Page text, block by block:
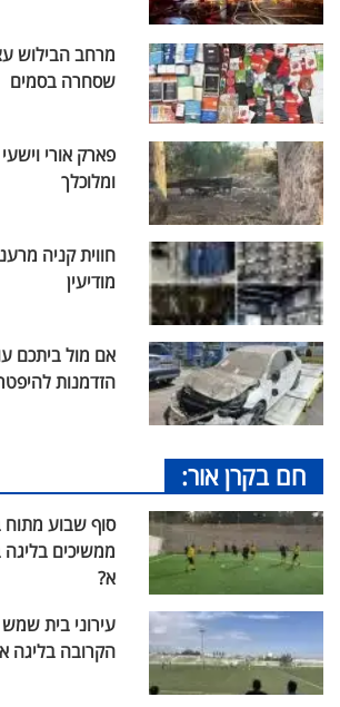
מרחב הבילוש
שסחרה בסמים
פארק אורי
ומלוכלך
חווית קניה
מודיעין
אם מול ביתכם
הזדמנות
חם בקרן אור:
סוף שבוע מתוח
ממשיכים בליגה
א?
עירוני בית
הקרובה בליגה א